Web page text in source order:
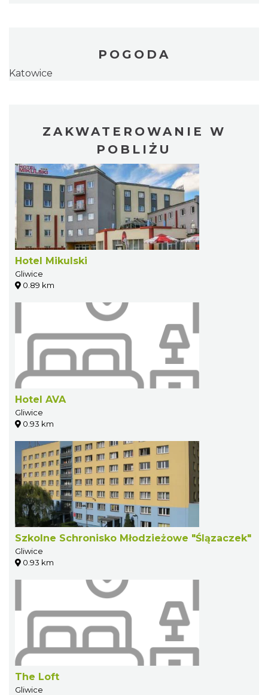
POGODA
Katowice
ZAKWATEROWANIE W
POBLIŻU
Hotel Mikulski
Gliwice
0.89 km
Hotel AVA
Gliwice
0.93 km
Szkolne Schronisko Młodzieżowe "Ślązaczek"
Gliwice
0.93 km
The Loft
Gliwice